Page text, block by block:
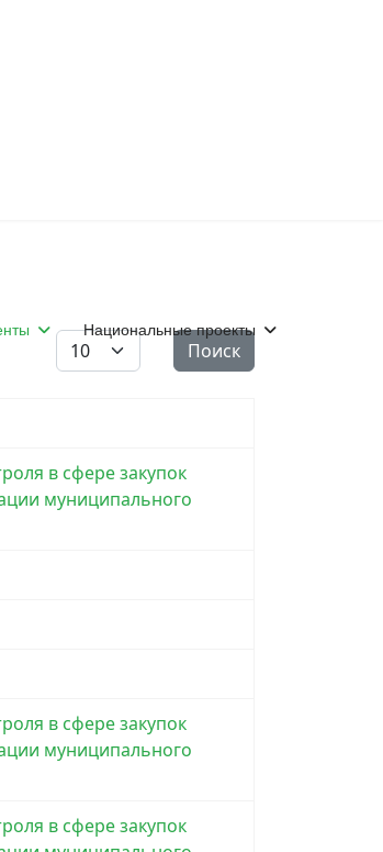
Национальные проекты
Кол-во строк: Поиск
в сфере закупок
муниципального
в сфере закупок
муниципального
в сфере закупок